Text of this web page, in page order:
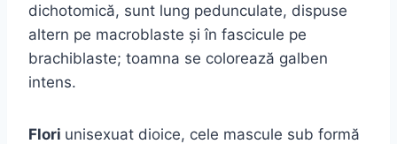
dichotomică, sunt lung pedunculate, dispuse
altern pe macroblaste şi în fascicule pe
brachiblaste; toamna se colorează galben
intens.
Flori unisexuat dioice, cele mascule sub formă